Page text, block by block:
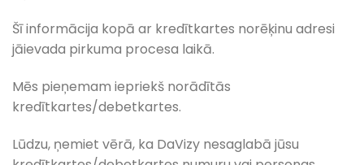
Šī informācija kopā ar kredītkartes norēķinu adresi
jāievada pirkuma procesa laikā.
Mēs pieņemam iepriekš norādītās
kredītkartes/debetkartes.
Lūdzu, ņemiet vērā, ka DaVizy nesaglabā jūsu